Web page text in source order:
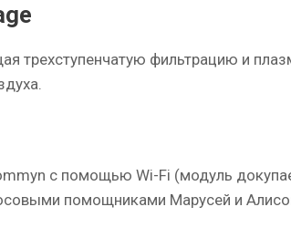
трехступенчатую фильтрацию и
с помощью Wi-Fi (модуль
помощниками Марусей и